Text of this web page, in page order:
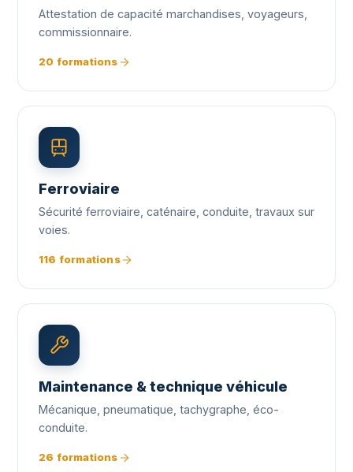
Attestation de capacité marchandises, voyageurs,
commissionnaire.
20 formations
Ferroviaire
Sécurité ferroviaire, caténaire, conduite, travaux sur
voies.
116 formations
Maintenance & technique véhicule
Mécanique, pneumatique, tachygraphe, éco-
conduite.
26 formations